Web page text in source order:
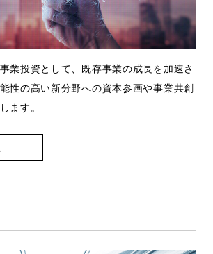
業投資として、既存事業の成長を加速さ
性の高い新分野への資本参画や事業共創
ます。